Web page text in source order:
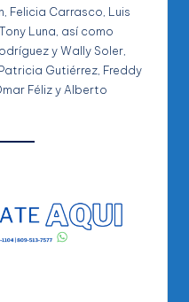
Felicia Carrasco, Luis
Luna, así como
y Wally Soler,
Gutiérrez, Freddy
Féliz y Alberto